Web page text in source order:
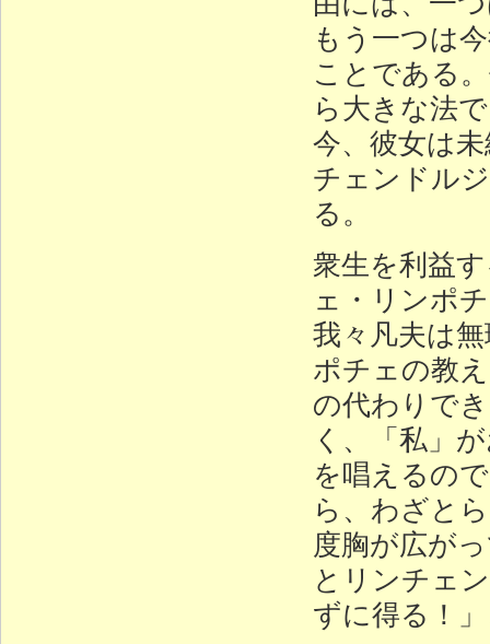
もう一つは
ことである
ら大きな法
今、彼女は
チェンドル
る。
衆生を利益
ェ・リンポ
我々凡夫は
ポチェの教
の代わりで
く、「私」
を唱えるの
ら、わざと
度胸が広が
とリンチェ
ずに得る！